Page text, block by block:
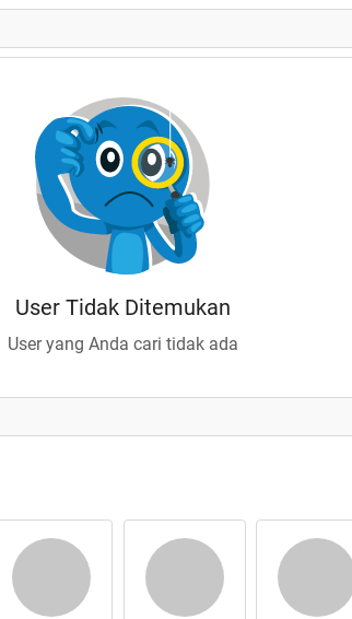
User Tidak Ditemukan
User yang Anda cari tidak ada